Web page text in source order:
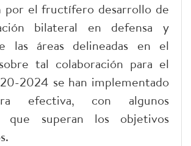
por el fructífero desarrollo de
bilateral en defensa y
las áreas delineadas en el
tal colaboración para el
2024 se han implementado
efectiva, con algunos
que superan los objetivos